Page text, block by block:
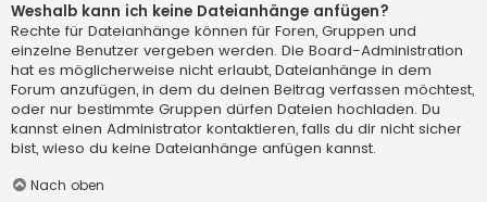
Weshalb kann ich keine Dateianhänge anfügen?
Rechte für Dateianhänge können für Foren, Gruppen und
einzelne Benutzer vergeben werden. Die Board-Administration
hat es möglicherweise nicht erlaubt, Dateianhänge in dem
Forum anzufügen, in dem du deinen Beitrag verfassen möchtest,
oder nur bestimmte Gruppen dürfen Dateien hochladen. Du
kannst einen Administrator kontaktieren, falls du dir nicht sicher
bist, wieso du keine Dateianhänge anfügen kannst.
Nach oben